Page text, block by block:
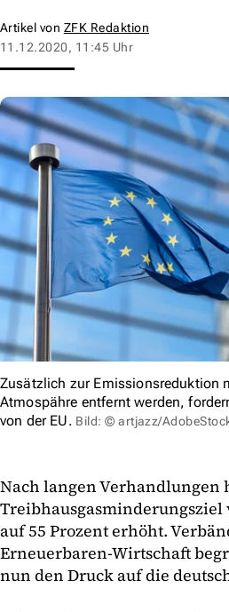
Artikel von ZFK Redaktion
11.12.2020, 11:45 Uhr
Zusätzlich zur Emissionsreduktion
Atmospähre entfernt werden,
von der EU. Bild: © artjazz/
Nach langen Verhandlungen
Treibhausgasminderungsziel
auf 55 Prozent erhöht.
Erneuerbaren-Wirtschaft
nun den Druck auf die